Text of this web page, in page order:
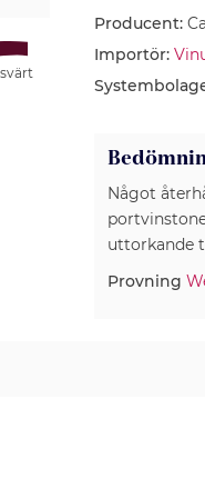
Producent:
Importör:
Något
uttorkande
Provning